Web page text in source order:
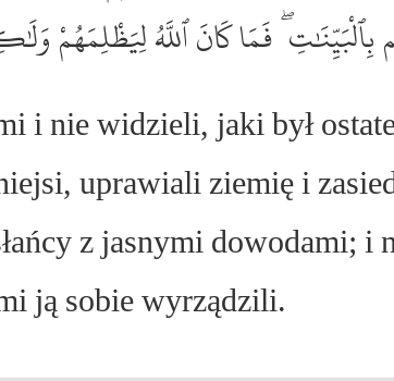
فَمَا كَانَ ٱللَّهُ لِيَظْلِمَهُمْ
i nie widzieli, jaki był
uprawiali ziemię i
z jasnymi dowodami; i
ją sobie wyrządzili.